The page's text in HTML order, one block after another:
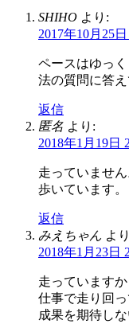
SHIHO より:
2017年10月25
ペースはゆっ
法の質問に答え
返信
匿名 より:
2018年1月19日
走っていません
歩いています。
返信
みえちゃん よ
2018年1月23日
走っていますか
仕事で走り回っ
成果を期待し